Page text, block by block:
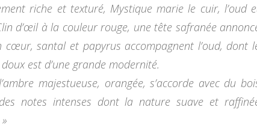
riche et texturé, Mystique marie le cuir, l’oud
d’œil à la couleur rouge, une tête safranée
cœur, santal et papyrus accompagnent l’oud, dont
est d’une grande modernité.
majestueuse, orangée, s’accorde avec du
des notes intenses dont la nature suave et